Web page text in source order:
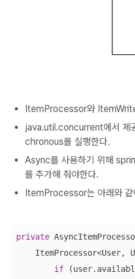
ItemProcessor와
java.util.concurrent에서 제
chronous를 실행한다.
Async를 사용하기 위해
를 추가해 줘야한다.
ItemProcessor는 아래와 같
private
ItemProcessor<User,
if